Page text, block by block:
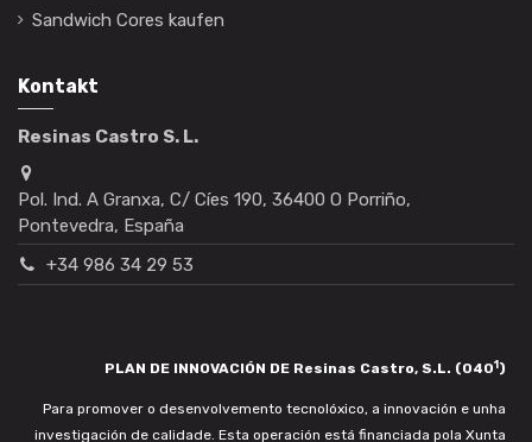
Sandwich Cores kaufen
Kontakt
Resinas Castro S. L.
Pol. Ind. A Granxa, C/ Cíes 190, 36400 O Porriño,
Pontevedra, España
+34 986 34 29 53
PLAN DE INNOVACIÓN DE Resinas Castro, S.L. (0401)
Para promover o desenvolvemento tecnolóxico, a innovación e unha
investigación de calidade. Esta operación está financiada pola Xunta